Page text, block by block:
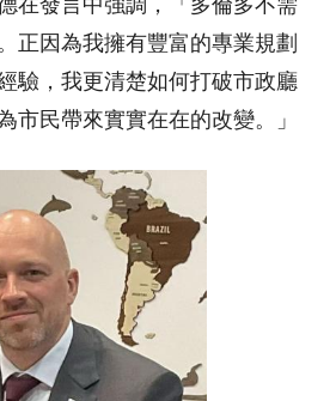
在發言中強調，「多倫多不需
正因為我擁有豐富的專業規劃
驗，我更清楚如何打破市政廳
市民帶來實實在在的改變。」